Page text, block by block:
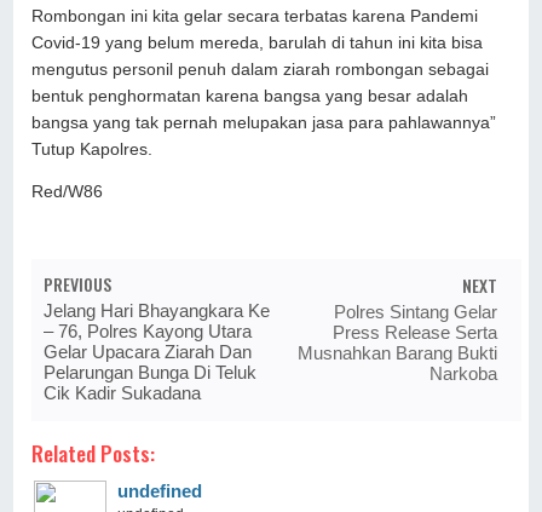
Rombongan ini kita gelar secara terbatas karena Pandemi
Covid-19 yang belum mereda, barulah di tahun ini kita bisa
mengutus personil penuh dalam ziarah rombongan sebagai
bentuk penghormatan karena bangsa yang besar adalah
bangsa yang tak pernah melupakan jasa para pahlawannya”
Tutup Kapolres.
Red/W86
PREVIOUS
Jelang Hari Bhayangkara Ke
– 76, Polres Kayong Utara
Gelar Upacara Ziarah Dan
Pelarungan Bunga Di Teluk
Cik Kadir Sukadana
NEXT
Polres Sintang Gelar
Press Release Serta
Musnahkan Barang Bukti
Narkoba
Related Posts:
undefined